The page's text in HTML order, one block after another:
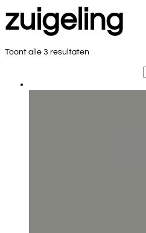
zuigeling
Toont alle 3 resultaten